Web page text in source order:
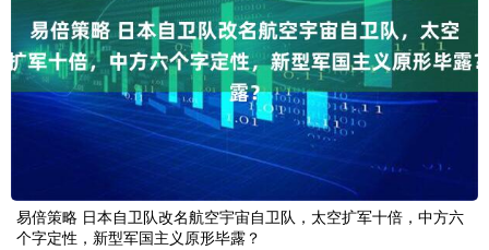
易倍策略 日本自卫队改名航空宇宙自卫队，太空扩军十倍，中方六
个字定性，新型军国主义原形毕露？